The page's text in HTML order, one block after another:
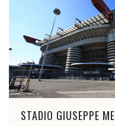
STADIO GIUSEPPE